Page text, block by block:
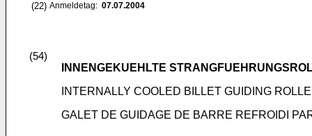
(22) Anmeldetag: 07.07.2004
(54)
INNENGEKUEHLTE
INTERNALLY COOLED BILLET GUIDING
GALET DE GUIDAGE DE BARRE REFROIDI